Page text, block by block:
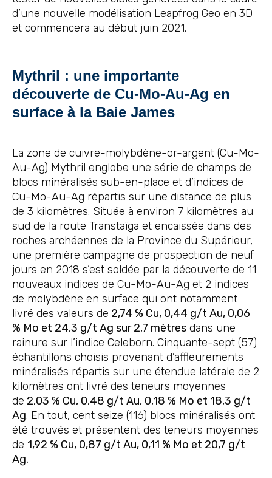
d’une nouvelle modélisation Leapfrog Geo en 3D
et commencera au début juin 2021.
Mythril : une importante
découverte de Cu-Mo-Au-Ag en
surface à la Baie James
La zone de cuivre-molybdène-or-argent (Cu-Mo-
Au-Ag) Mythril englobe une série de champs de
blocs minéralisés sub-en-place et d’indices de
Cu-Mo-Au-Ag répartis sur une distance de plus
de 3 kilomètres. Située à environ 7 kilomètres au
sud de la route Transtaïga et encaissée dans des
roches archéennes de la Province du Supérieur,
une première campagne de prospection de neuf
jours en 2018 s’est soldée par la découverte de 11
nouveaux indices de Cu-Mo-Au-Ag et 2 indices
de molybdène en surface qui ont notamment
livré des valeurs de 2,74 % Cu, 0,44 g/t Au, 0,06
% Mo et 24,3 g/t Ag sur 2,7 mètres dans une
rainure sur l’indice Celeborn. Cinquante-sept (57)
échantillons choisis provenant d’affleurements
minéralisés répartis sur une étendue latérale de 2
kilomètres ont livré des teneurs moyennes
de 2,03 % Cu, 0,48 g/t Au, 0,18 % Mo et 18,3 g/t
Ag. En tout, cent seize (116) blocs minéralisés ont
été trouvés et présentent des teneurs moyennes
de 1,92 % Cu, 0,87 g/t Au, 0,11 % Mo et 20,7 g/t
Ag.